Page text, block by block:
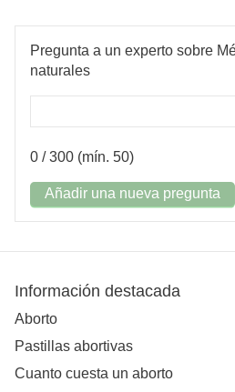
Pregunta a un experto sobre
naturales
0 / 300 (mín. 50)
Añadir una nueva pregunta
Información destacada
Aborto
Pastillas abortivas
Cuanto cuesta un aborto